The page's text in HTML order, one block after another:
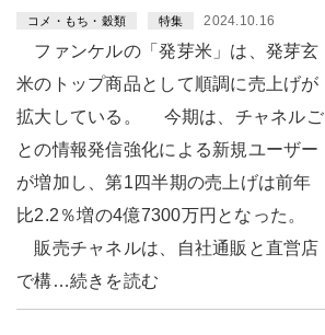
コメ・もち・穀類 特集 2024.10.16
ファンケルの「発芽米」は、発芽玄
米のトップ商品として順調に売上げが
拡大している。 今期は、チャネルご
との情報発信強化による新規ユーザー
が増加し、第1四半期の売上げは前年
比2.2％増の4億7300万円となった。
販売チャネルは、自社通販と直営店
で構…続きを読む